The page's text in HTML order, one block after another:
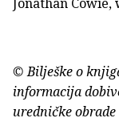
© Bilješke o
informacija
uredničke